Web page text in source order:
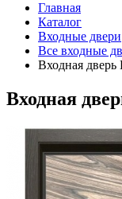
Главная
Каталог
Входные двери
Все входные
Входная
Входная